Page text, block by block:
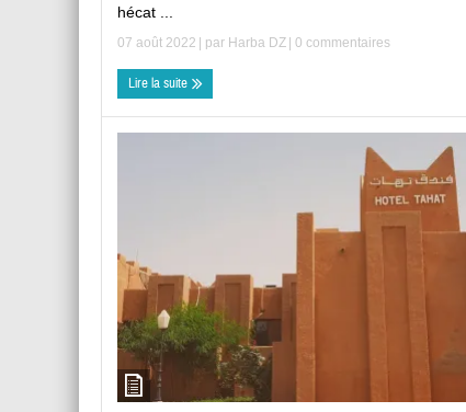
hécat ...
07 août 2022 | par Harba DZ | 0 commentaires
Lire la suite